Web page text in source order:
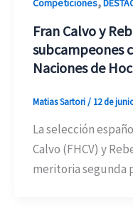
Competiciones
Fran Calvo y
subcampeones
Naciones de
Matias Sartori/ 12 de
La selección
Calvo (FHCV) y
meritoria segunda